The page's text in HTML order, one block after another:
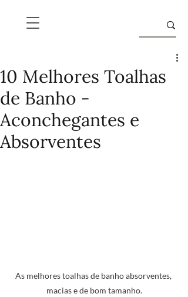
10 Melhores Toalhas
de Banho -
Aconchegantes e
Absorventes
As melhores toalhas de banho absorventes,
macias e de bom tamanho.